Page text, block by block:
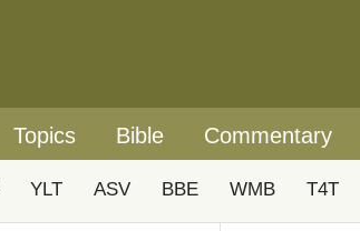
Topics Bible Commentary
YLT ASV BBE WMB T4T